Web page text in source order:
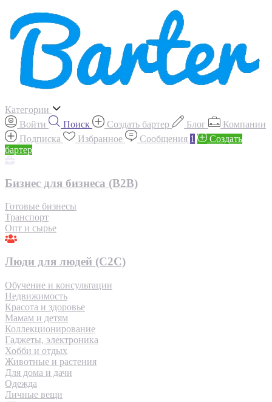
Категории
Войти
Поиск Создать бартер Блог
Компании
Подписка
Избранное Сообщения 1
Создать
бартер
Бизнес для бизнеса (B2B)
Готовые бизнесы
Транспорт
Опт и сырье
Люди для людей (С2С)
Обучение и консультации
Недвижимость
Красота и здоровье
Мамам и детям
Коллекционирование
Гаджеты, электроника
Хобби и отдых
Животные и растения
Для дома и дачи
Одежда
Личные вещи